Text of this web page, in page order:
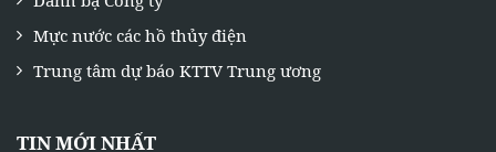
Mực nước các hồ thủy điện
Trung tâm dự báo KTTV Trung ương
TIN MỚI NHẤT